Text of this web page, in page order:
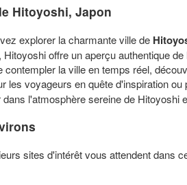
Hitoyoshi, Japon
explorer la charmante ville de
offre un aperçu authentique
la ville en temps réel,
les voyageurs en quête d'inspiration
l'atmosphère sereine de
sites d'intérêt vous attendent dans